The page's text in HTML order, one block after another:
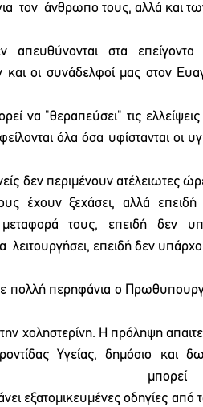
τον  άνθρωπο τους, αλλά και
στα επείγοντα
και οι συνάδελφοί μας στον
να "θεραπεύσει" τις
όλα όσα υφίστανται οι
δεν περιμένουν ατέλειωτες
έχουν  ξεχάσει,  αλλά
μεταφορά  τους,  επειδή  δεν
λειτουργήσει, επειδή δεν
πολλή περηφάνια ο
την χοληστερίνη. Η πρόληψη
Υγείας,  δημόσιο  και
εξατομικευμένες οδηγίες από